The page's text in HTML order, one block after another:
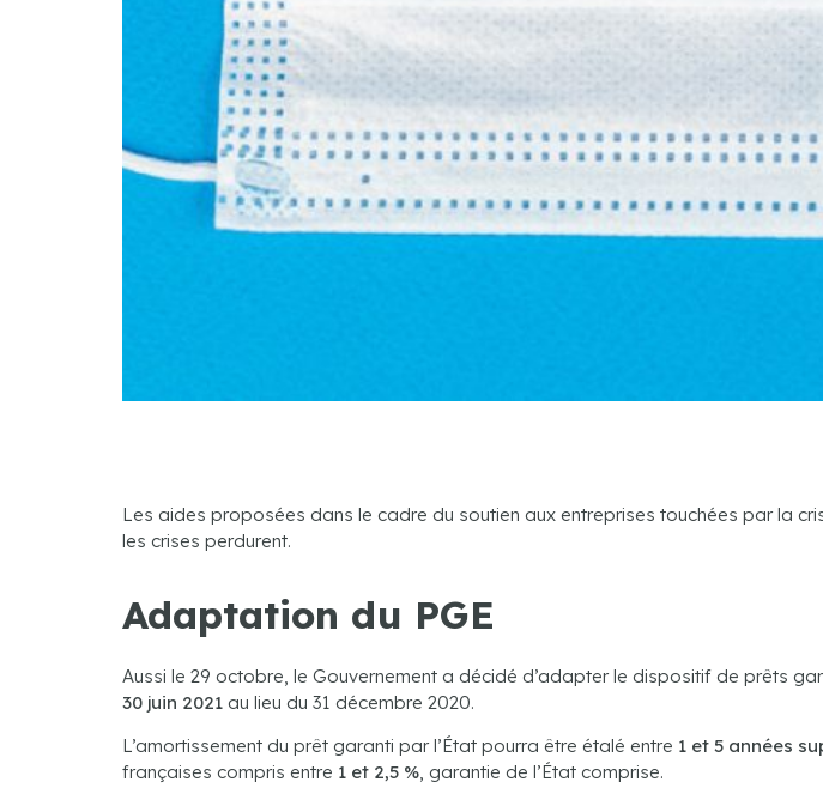
Les aides proposées dans le cadre du soutien aux entreprises touchées par la
les crises perdurent.
Adaptation du PGE
Aussi le 29 octobre, le Gouvernement a décidé d’adapter le dispositif de prêts
30 juin 2021 au lieu du 31 décembre 2020.
L’amortissement du prêt garanti par l’État pourra être étalé entre 1 et 5 années
françaises compris entre 1 et 2,5 %, garantie de l’État comprise.